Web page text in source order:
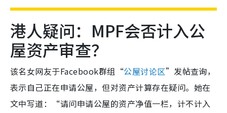
港人疑问：MPF会否计入公
屋资产审查？
该名女网友于Facebook群组“公屋讨论区”发帖查询，
表示自己正在申请公屋，但对资产计算存在疑问。她在
文中写道：“请问申请公屋的资产净值一栏，计不计入